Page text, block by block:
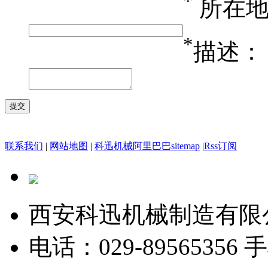
所在
*描述：
联系我们 | 网站地图 | 科迅机械阿里巴巴sitemap |Rss订阅
西安科迅机械制造有
电话：029-89565356